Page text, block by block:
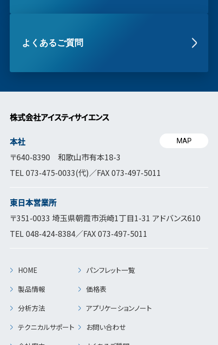
よくあるご質問
株式会社アイスティサイエンス
本社
〒640-8390 和歌山市有本18-3
TEL073-475-0033(代)／FAX 073-497-5011
MAP
東日本営業所
〒351-0033 埼玉県朝霞市浜崎1丁目1-31 アドバンス610
TEL048-424-8384／FAX 073-497-5011
HOME
製品情報
分析方法
テクニカルサポート
パンフレット一覧
価格表
アプリケーションノート
お問い合わせ